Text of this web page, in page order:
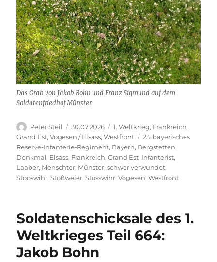
Das Grab von Jakob Bohn und Franz Sigmund auf dem
Soldatenfriedhof Münster
Autor
Peter Steil
Veröffentlicht
am
30.07.2026 Kategorien
1. Weltkrieg, Frankreich,
Grand Est,Vogesen / Elsass,Westfront Schlagwörter
23. bayerisches
Reserve-Infanterie-Regiment, Bayern, Bergstetten,
Denkmal, Elsass, Frankreich,Grand Est, Infanterist,
Laaber, Menschter, Münster,schwer verwundet,
Stooswihr,Stoßweier,Stosswihr,Vogesen,Westfront
Soldatenschicksale des 1.
Weltkrieges Teil 664:
Jakob Bohn